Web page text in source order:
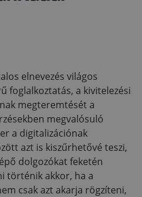
elnevezés világos
foglalkoztatás, a kivitelezési
megteremtését a
megvalósuló
a digitalizációnak
azt is kiszűrhetővé teszi,
dolgozókat feketén
történik akkor, ha a
csak azt akarja rögzíteni,